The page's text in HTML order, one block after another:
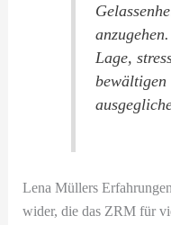
Lage,
bewältigen
Lena Müllers
wider, die das ZRM für